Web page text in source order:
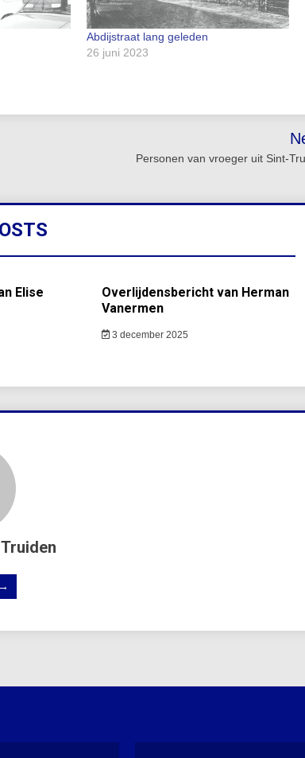
Abdijstraat lang geleden
26 juni 2023
Personen van vroeger uit Sint-
Elise
Overlijdensbericht van Herman
Vanermen
3 december 2025